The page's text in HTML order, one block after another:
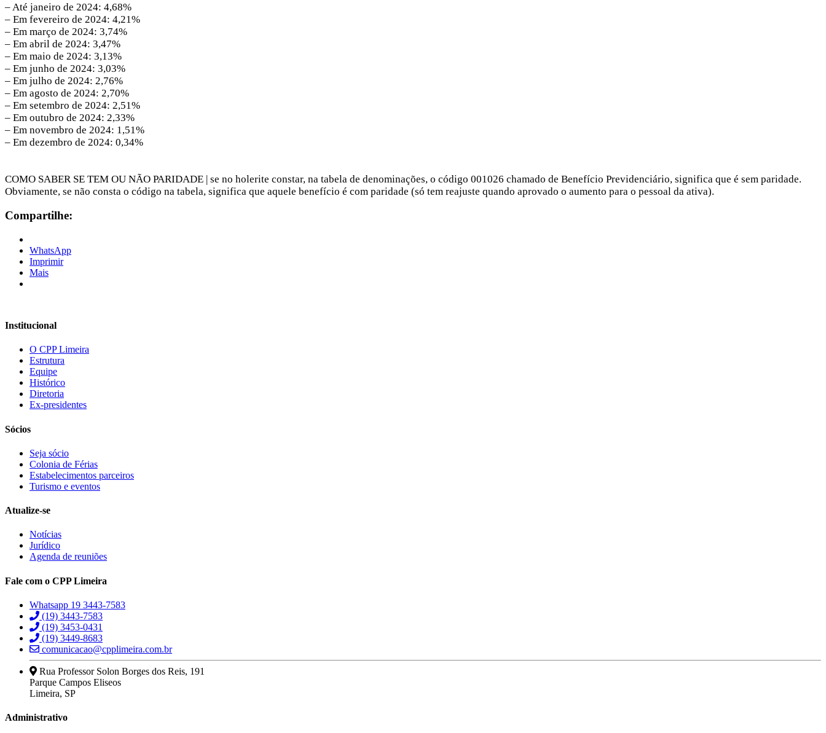
– Até janeiro de 2024: 4,68%
– Em fevereiro de 2024: 4,21%
– Em março de 2024: 3,74%
– Em abril de 2024: 3,47%
– Em maio de 2024: 3,13%
– Em junho de 2024: 3,03%
– Em julho de 2024: 2,76%
– Em agosto de 2024: 2,70%
– Em setembro de 2024: 2,51%
– Em outubro de 2024: 2,33%
– Em novembro de 2024: 1,51%
– Em dezembro de 2024: 0,34%
COMO SABER SE TEM OU NÃO PARIDADE | se no holerite constar, na tabela de denominações, o código 001026 chamado de Benefício Previdenciário, significa que é sem paridade.
Obviamente, se não consta o código na tabela, significa que aquele benefício é com paridade (só tem reajuste quando aprovado o aumento para o pessoal da ativa).
Compartilhe:
WhatsApp
Imprimir
Mais
Institucional
O CPP Limeira
Estrutura
Equipe
Histórico
Diretoria
Ex-presidentes
Sócios
Seja sócio
Colonia de Férias
Estabelecimentos parceiros
Turismo e eventos
Atualize-se
Notícias
Jurídico
Agenda de reuniões
Fale com o CPP Limeira
Whatsapp 19 3443-7583
(19) 3443-7583
(19) 3453-0431
(19) 3449-8683
comunicacao@cpplimeira.com.br
Rua Professor Solon Borges dos Reis, 191
Parque Campos Eliseos
Limeira, SP
Administrativo